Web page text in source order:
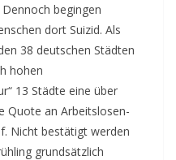
begingen
dort Suizid. Als
38 deutschen Städten
hohen
13 Städte eine über
Quote an Arbeitslosen-
Nicht bestätigt werden
grundsätzlich